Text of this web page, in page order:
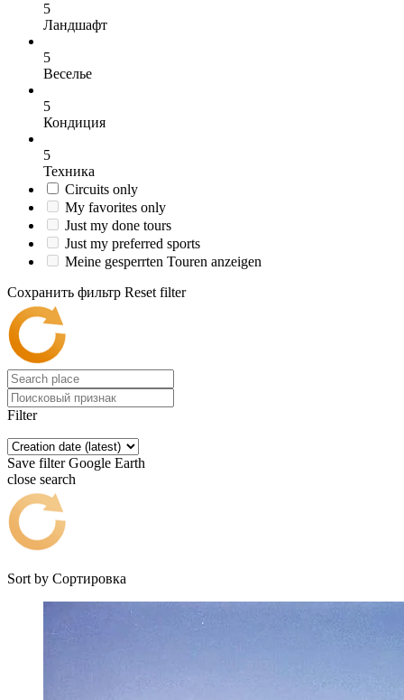
5
Ландшафт
5
Веселье
5
Кондиция
5
Техника
Circuits only
My favorites only
Just my done tours
Just my preferred sports
Meine gesperrten Touren anzeigen
Сохранить фильтр Reset filter
Filter
Save filter Google Earth
close search
Sort by Сортировка